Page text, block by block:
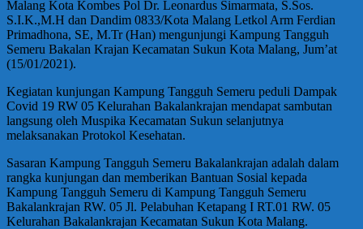
Malang Kota Kombes Pol Dr. Leonardus Simarmata, S.Sos.
S.I.K.,M.H dan Dandim 0833/Kota Malang Letkol Arm Ferdian
Primadhona, SE, M.Tr (Han) mengunjungi Kampung Tangguh
Semeru Bakalan Krajan Kecamatan Sukun Kota Malang, Jum’at
(15/01/2021).
Kegiatan kunjungan Kampung Tangguh Semeru peduli Dampak
Covid 19 RW 05 Kelurahan Bakalankrajan mendapat sambutan
langsung oleh Muspika Kecamatan Sukun selanjutnya
melaksanakan Protokol Kesehatan.
Sasaran Kampung Tangguh Semeru Bakalankrajan adalah dalam
rangka kunjungan dan memberikan Bantuan Sosial kepada
Kampung Tangguh Semeru di Kampung Tangguh Semeru
Bakalankrajan RW. 05 Jl. Pelabuhan Ketapang I RT.01 RW. 05
Kelurahan Bakalankrajan Kecamatan Sukun Kota Malang.